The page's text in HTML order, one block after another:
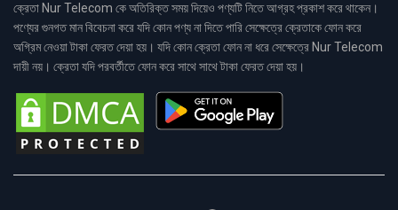
ক্রেতা Nur Telecom কে অতিরিক্ত সময় দিয়েও পণ্যটি নিতে আগ্রহ প্রকাশ করে থাকেন।
পণ্যের গুনগত মান বিবেচনা করে যদি কোন পণ্য না দিতে পারি সেক্ষেত্রে ক্রেতাকে ফোন করে
অগ্রিম নেওয়া টাকা ফেরত দেয়া হয়। যদি কোন ক্রেতা ফোন না ধরে সেক্ষেত্রে Nur Telecom
দায়ী নয়। ক্রেতা যদি পরবর্তীতে ফোন করে সাথে সাথে টাকা ফেরত দেয়া হয়।